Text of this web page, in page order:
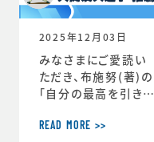
2025年12月03日
みなさまにご愛読い
ただき、布施努(著)の
「自分の最高を引き出
ツ心理学博士が語る
READ MORE >>